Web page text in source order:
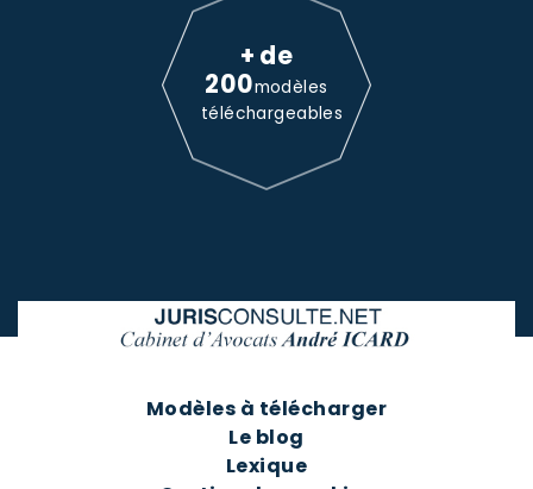
+ de
200modèles
téléchargeables
Modèles à télécharger
Le blog
Lexique